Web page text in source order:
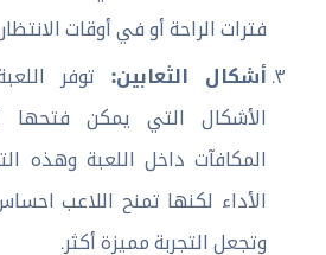
فترات الراحة أو في أوقات
أشكال الثعابين: توفر
الأشكال التي يمكن فتحها
المكافآت داخل اللعبة وهذه
الأداء لكنها تمنح اللاعب
وتجعل التجربة مميزة أكثر.